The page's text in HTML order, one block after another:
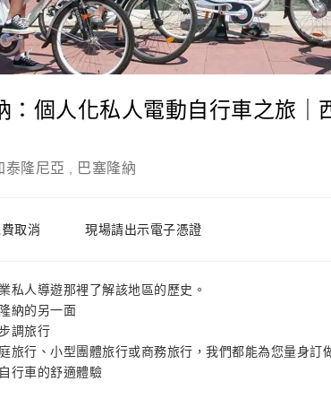
：個人化私人電動自行車之旅｜
泰隆尼亞 巴塞隆納
取消 現場請出示電子憑證
私人導遊那裡了解該地區的歷史。
納的另一面
調旅行
旅行、小型團體旅行或商務旅行，我們都能為您量身訂
行車的舒適體驗